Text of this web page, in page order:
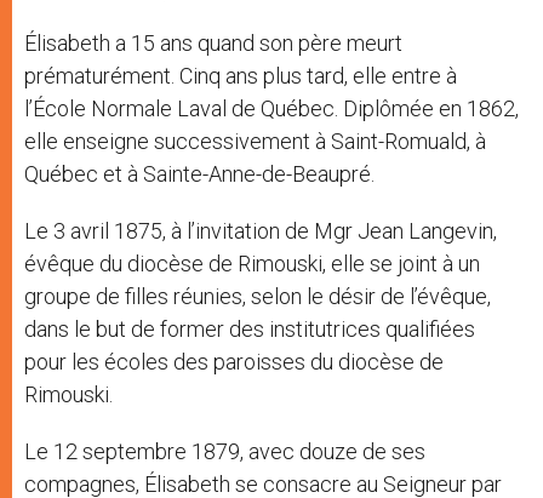
Élisabeth a 15 ans quand son père meurt
prématurément. Cinq ans plus tard, elle entre à
l’École Normale Laval de Québec. Diplômée en 1862,
elle enseigne successivement à Saint-Romuald, à
Québec et à Sainte-Anne-de-Beaupré.
Le 3 avril 1875, à l’invitation de Mgr Jean Langevin,
évêque du diocèse de Rimouski, elle se joint à un
groupe de filles réunies, selon le désir de l’évêque,
dans le but de former des institutrices qualifiées
pour les écoles des paroisses du diocèse de
Rimouski.
Le 12 septembre 1879, avec douze de ses
compagnes, Élisabeth se consacre au Seigneur par